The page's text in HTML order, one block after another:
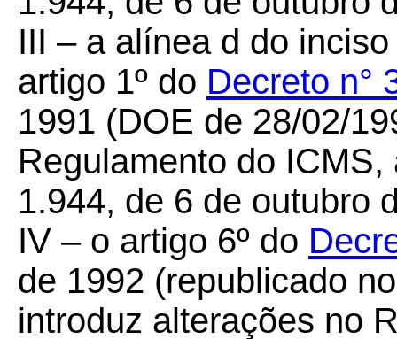
III – a alínea d do
artigo 1º do Decreto n°
1991 (DOE de 28/02/
Regulamento do
1.944, de 6 de outubro
IV – o artigo 6º do
de 1992 (republicado
introduz alterações no